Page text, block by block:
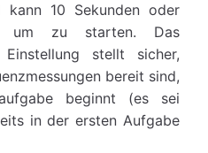
10 Sekunden oder
um zu starten. Das
stellt sicher,
bereit sind,
beginnt (es sei
in der ersten Aufgabe